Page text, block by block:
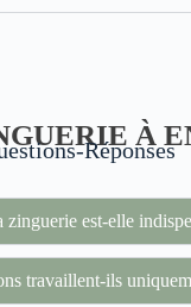
À
Réponses
zinguerie est-elle
travaillent-ils